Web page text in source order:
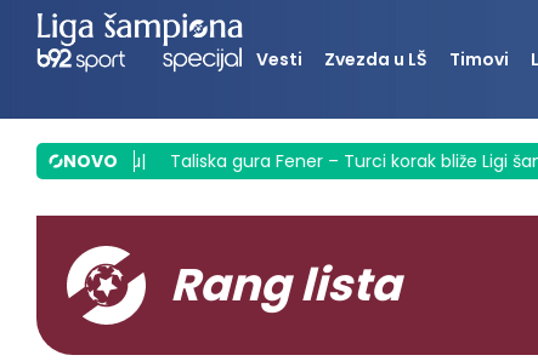
Vesti Zvezda u LŠ Timovi
NOVO
ne posustaju Taliska gura Fener – Turci korak bliže Ligi
Rang lista